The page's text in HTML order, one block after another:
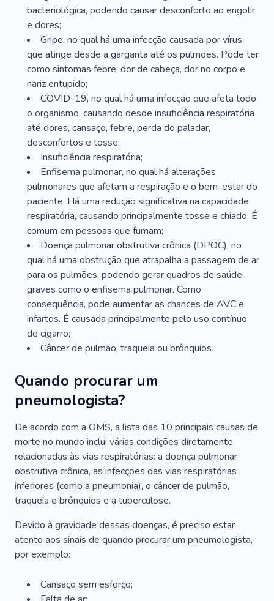
bacteriológica, podendo causar desconforto ao engolir
e dores;
Gripe, no qual há uma infecção causada por vírus
que atinge desde a garganta até os pulmões. Pode ter
como sintomas febre, dor de cabeça, dor no corpo e
nariz entupido;
COVID-19, no qual há uma infecção que afeta todo
o organismo, causando desde insuficiência respiratória
até dores, cansaço, febre, perda do paladar,
desconfortos e tosse;
Insuficiência respiratória;
Enfisema pulmonar, no qual há alterações
pulmonares que afetam a respiração e o bem-estar do
paciente. Há uma redução significativa na capacidade
respiratória, causando principalmente tosse e chiado. É
comum em pessoas que fumam;
Doença pulmonar obstrutiva crônica (DPOC), no
qual há uma obstrução que atrapalha a passagem de ar
para os pulmões, podendo gerar quadros de saúde
graves como o enfisema pulmonar. Como
consequência, pode aumentar as chances de AVC e
infartos. É causada principalmente pelo uso contínuo
de cigarro;
Câncer de pulmão, traqueia ou brônquios.
Quando procurar um
pneumologista?
De acordo com a OMS, a lista das 10 principais causas de
morte no mundo inclui várias condições diretamente
relacionadas às vias respiratórias: a doença pulmonar
obstrutiva crônica, as infecções das vias respiratórias
inferiores (como a pneumonia), o câncer de pulmão,
traqueia e brônquios e a tuberculose.
Devido à gravidade dessas doenças, é preciso estar
atento aos sinais de quando procurar um pneumologista,
por exemplo:
Cansaço sem esforço;